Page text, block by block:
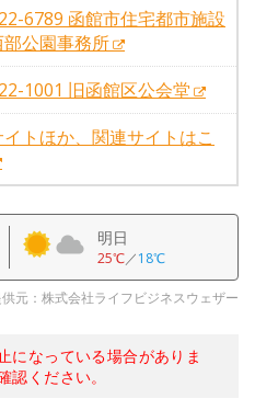
6789 函館市住宅都市施設
公園事務所
1001 旧函館区公会堂
トほか、関連サイトはこ
明日
25℃／18℃
元：株式会社ライフビジネスウェザー
になっている場合がありま
ください。